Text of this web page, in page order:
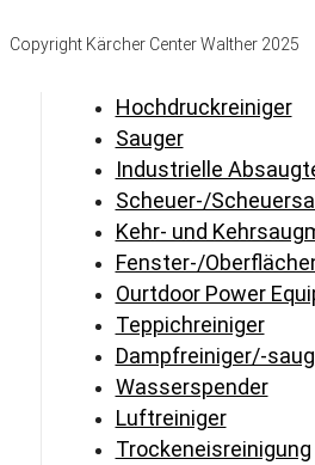
Copyright Kärcher Center Walther 2025
Hochdruckreiniger
Sauger
Industrielle
Scheuer-/
Kehr- und
Fenster-/
Ourtdoor Power
Teppichreiniger
Dampfreiniger/-
Wasserspender
Luftreiniger
Trockeneisreinigung